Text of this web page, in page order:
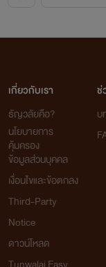
อยู่ด้วย หรือในกร
การคุ้มครองลิขสิทธิ์
โฆษณางาน ดังกล่า
แห่งอนุสัญญาว่าด้วย
อยู่ด้วยภายใน สา
หรือผู้สร้างสรรค์เป็
มีการโฆษณางาน
สัญชาติไทย ถ้าผู้สร้
เกี่ยวกับเรา
ธัญวลัยคือ?
นโยบายการ
คุ้มครอง
ข้อมูลส่วนบุคคล
เงื่อนไขและข้อตกลง
Third-Party
Notice
ดาวน์โหลด
ช่
บ